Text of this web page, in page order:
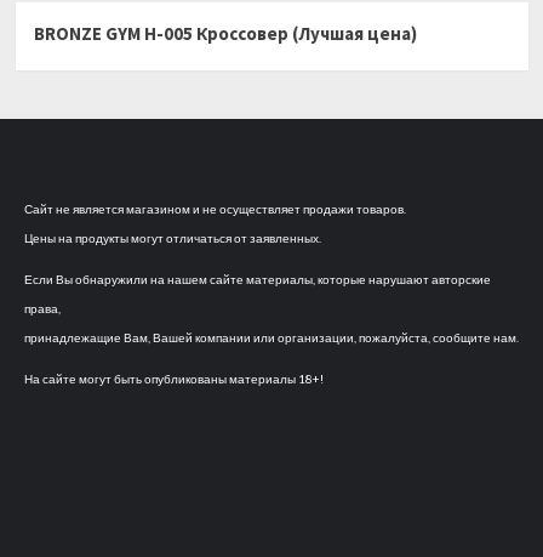
BRONZE GYM H-005 Кроссовер (Лучшая цена)
Сайт не является магазином и не осуществляет продажи товаров.
Цены на продукты могут отличаться от заявленных.
Если Вы обнаружили на нашем сайте материалы, которые нарушают авторские
права,
принадлежащие Вам, Вашей компании или организации, пожалуйста, сообщите нам.
На сайте могут быть опубликованы материалы 18+!